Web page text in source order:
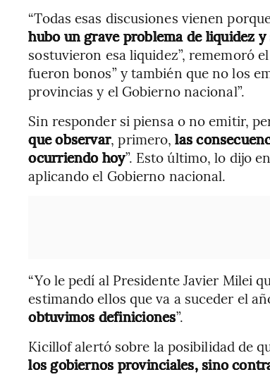
“Todas esas discusiones vienen
hubo un grave problema de liquidez
sostuvieron esa liquidez”, rememoró
fueron bonos” y también que no los
provincias y el Gobierno nacional”.
Sin responder si piensa o no emitir,
que observar, primero,las
ocurriendo hoy”. Esto último, lo dijo
aplicando el Gobierno nacional.
“Yo le pedí al Presidente Javier Milei
estimando ellos que va a suceder el
obtuvimos definiciones”.
Kicillof alertó sobre la posibilidad de
los gobiernos provinciales, sino